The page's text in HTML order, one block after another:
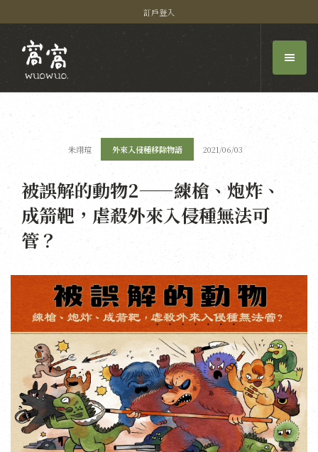
訂戶登入
朱翊瑄 外來入侵種移除物語 2021/06/03
被誤解的動物2——練槍、炮炸、
成箭靶，虐殺外來入侵種無法可
管？